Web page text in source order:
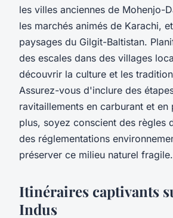
les villes anciennes de Mohenjo-
les marchés animés de Karachi,
paysages du Gilgit-Baltistan.
des escales dans des villages
découvrir la culture et les
Assurez-vous d'inclure des
ravitaillements en carburant et en
plus, soyez conscient des règles
des réglementations
préserver ce milieu naturel fragile.
Itinéraires captivants
Indus